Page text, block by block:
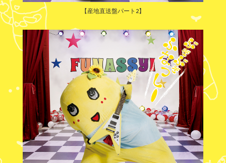
【産地直送盤パート2】